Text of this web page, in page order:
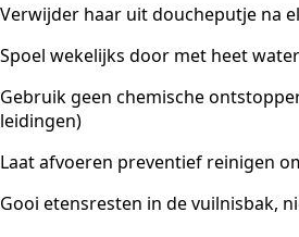
Verwijder haar uit doucheputje na
Spoel wekelijks door met heet
Gebruik geen chemische
leidingen)
Laat afvoeren preventief reinigen
Gooi etensresten in de vuilnisbak,